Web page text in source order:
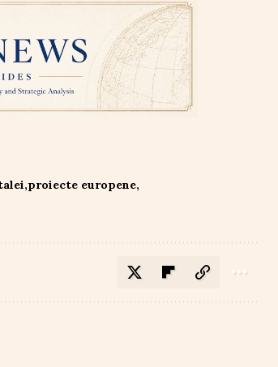
proiecte europene